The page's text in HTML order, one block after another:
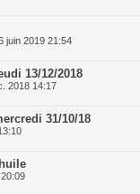
juin 2019 21:54
13/12/2018
2018 14:17
31/10/18